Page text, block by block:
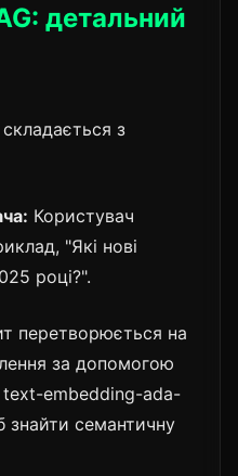
детальний
з
Користувач
"Які нові
році?".
перетворюється на
за допомогою
embedding-ada-
знайти семантичну